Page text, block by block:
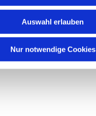
Auswahl erlauben
Nur notwendige Cookies